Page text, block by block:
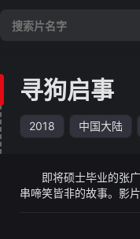
寻狗启事
2018 中国大陆
即将硕士毕业的张广
串啼笑皆非的故事。影